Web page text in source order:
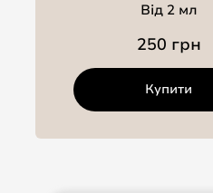
Від 2 мл
250 грн
Купити